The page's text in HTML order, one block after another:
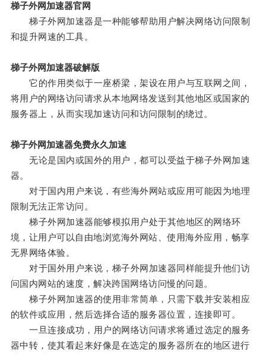
梯子外网加速器官网
梯子外网加速器是一种能够帮助用户解决网络访问限制
和提升网速的工具。
梯子外网加速器破解版
它的作用类似于一座桥梁，架设在用户与互联网之间，
将用户的网络访问请求从本地网络发送到其他地区或国家的
服务器上，从而实现加速访问和访问限制的绕过。
梯子外网加速器免费永久加速
无论是国内或国外的用户，都可以受益于梯子外网加速
器。
对于国内用户来说，有些海外网站或应用可能因为地理
限制无法正常访问。
梯子外网加速器能够模拟用户处于其他地区的网络环
境，让用户可以自由地浏览海外网站、使用海外应用，畅享
无界网络体验。
对于国外用户来说，梯子外网加速器同样能提升他们访
问国内网站的速度，解决跨国网络访问慢的问题。
梯子外网加速器的使用非常简单，只需下载并安装相应
的软件或应用，然后选择合适的服务器位置，连接即可。
一旦连接成功，用户的网络访问请求将通过选定的服务
器中转，使其看起来好像是在选定的服务器所在的地区进行